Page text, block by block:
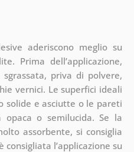
aderiscono meglio su
Prima dell’applicazione,
priva di polvere,
vernici. Le superfici ideali
solide e asciutte o le pareti
opaca o semilucida. Se la
assorbente, si consiglia
l’applicazione su